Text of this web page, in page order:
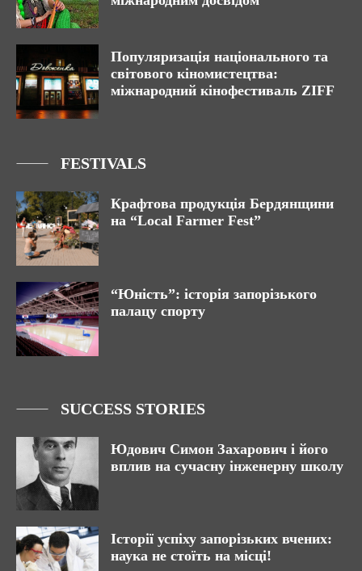
Популяризація національного та
світового кіномистецтва:
міжнародний кінофестиваль ZIFF
FESTIVALS
Крафтова продукція Бердянщини
на “Local Farmer Fest”
“Юність”: історія запорізького
палацу спорту
SUCCESS STORIES
Юдович Симон Захарович і його
вплив на сучасну інженерну школу
Історії успіху запорізьких вчених:
наука не стоїть на місці!